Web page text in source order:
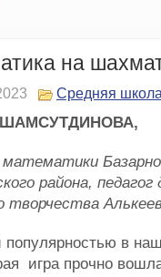
на
Средняя
ШАМСУТДИНОВА,
математики
района, педагог
творчества
в
игра прочно